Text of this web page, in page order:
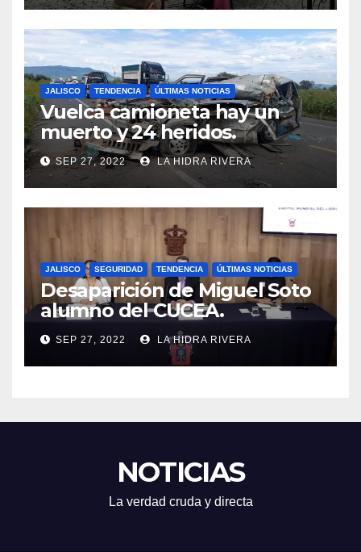
JALISCO TENDENCIA ÚLTIMAS NOTICIAS
Vuelca camioneta hay un
muerto y 24 heridos.
SEP 27, 2022 LA HIDRA RIVERA
JALISCO SEGURIDAD TENDENCIA ÚLTIMAS NOTICIAS
Desaparición de Miguel Soto
alumno del CUCEA.
SEP 27, 2022 LA HIDRA RIVERA
NOTICIAS
La verdad cruda y directa